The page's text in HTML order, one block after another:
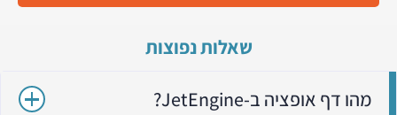
שאלות נפוצות
מהו דף אופציה ב-JetEngine?